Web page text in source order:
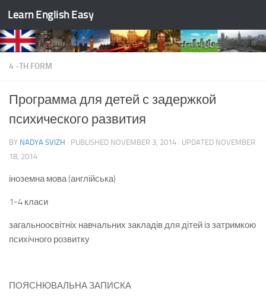
Skip to content
Learn English Easy
4 -TH FORM
Программа для детей с задержкой
психического развития
BY NADYA SVIZH · PUBLISHED NOVEMBER 3, 2014 · UPDATED NOVEMBER
18, 2014
іноземна мова (англійська)
1-4 класи
загальноосвітніх навчальних закладів для дітей із затримкою
психічного розвитку
ПОЯСНЮВАЛЬНА ЗАПИСКА